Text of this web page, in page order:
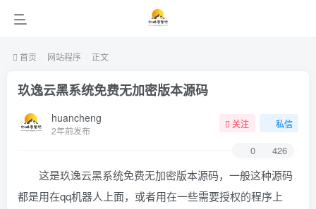
首页 网站程序 正文
玖逸云黑系统免费无加密版本源码
huancheng
2年前发布
关注 私信
0 426
这是玖逸云黑系统免费无加密版本源码，一般这种源码
都是用在qq机器人上面，或者用在一些需要授权的程序上